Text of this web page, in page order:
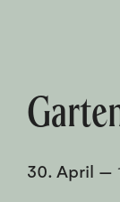
30. April —